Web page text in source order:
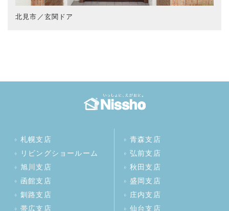
北見市／玄関ドア
札幌支店
リビングショールーム
旭川支店
函館支店
釧路支店
帯広支店
青森支店
弘前支店
秋田支店
盛岡支店
庄内支店
仙台支店